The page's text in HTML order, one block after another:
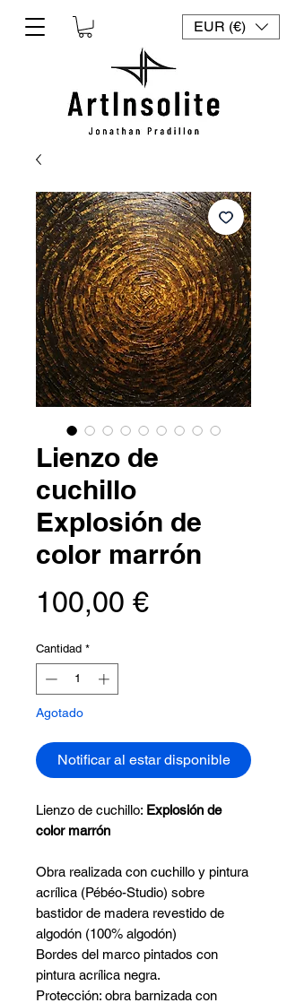
EUR (€)
Lienzo de
cuchillo
Explosión de
color marrón
100,00 €Precio
Cantidad *
Agotado
Notificar al estar disponible
Lienzo de cuchillo: Explosión de
color marrón
Obra realizada con cuchillo y pintura
acrílica (Pébéo-Studio) sobre
bastidor de madera revestido de
algodón (100% algodón)
Bordes del marco pintados con
pintura acrílica negra.
Protección: obra barnizada con